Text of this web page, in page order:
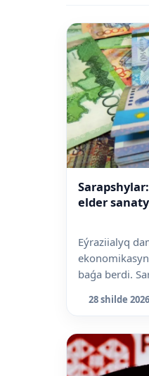
elder
Eýraziialyq
baǵa berdi.
28 shilde 2026